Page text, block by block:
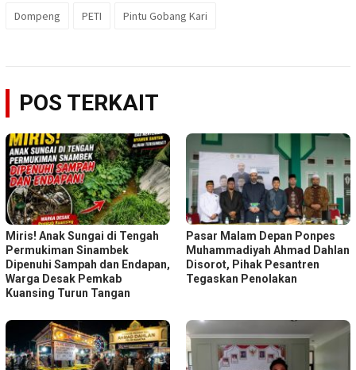
Dompeng PETI Pintu Gobang Kari
POS TERKAIT
Miris! Anak Sungai di Tengah
Permukiman Sinambek
Dipenuhi Sampah dan Endapan,
Warga Desak Pemkab
Kuansing Turun Tangan
Pasar Malam Depan Ponpes
Muhammadiyah Ahmad Dahlan
Disorot, Pihak Pesantren
Tegaskan Penolakan